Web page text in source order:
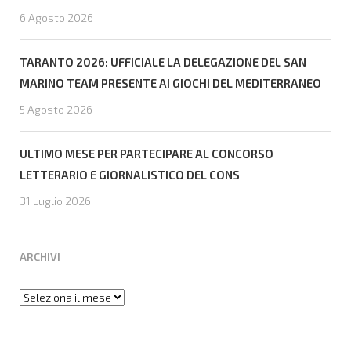
6 Agosto 2026
TARANTO 2026: UFFICIALE LA DELEGAZIONE DEL SAN
MARINO TEAM PRESENTE AI GIOCHI DEL MEDITERRANEO
5 Agosto 2026
ULTIMO MESE PER PARTECIPARE AL CONCORSO
LETTERARIO E GIORNALISTICO DEL CONS
31 Luglio 2026
ARCHIVI
Archivi